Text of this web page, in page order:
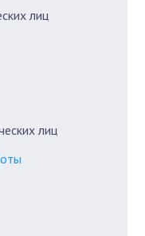
лиц
лиц